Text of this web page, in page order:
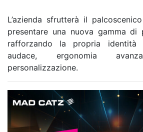
L’azienda sfrutterà il
presentare una nuova gamma di
rafforzando la propria identità
audace, ergonomia
personalizzazione.